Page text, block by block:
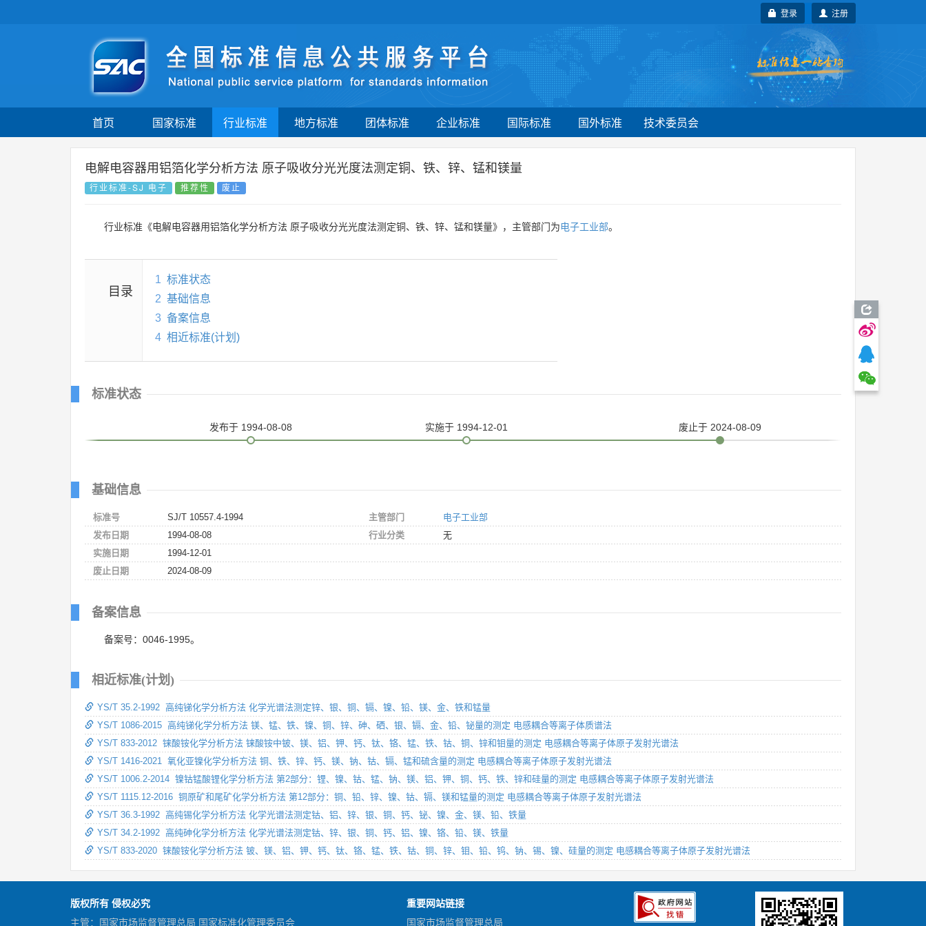
注册
登录
首页 国家标准 行业标准 地方标准 团体标准 企业标准 国际标准 国外标准 技术委员会
电解电容器用铝箔化学分析方法 原子吸收分光光度法测定铜、铁、锌、锰和镁量
行业标准-SJ 电子 推荐性 废止
行业标准《电解电容器用铝箔化学分析方法 原子吸收分光光度法测定铜、铁、锌、锰和镁量》，主管部门为电子工业部。
目录
1 标准状态
2 基础信息
3 备案信息
4 相近标准(计划)
标准状态
发布于 1994-08-08 实施于 1994-12-01 废止于 2024-08-09
基础信息
标准号
SJ/T 10557.4-1994
发布日期
1994-08-08
实施日期
1994-12-01
废止日期
2024-08-09
主管部门
电子工业部
行业分类
无
备案信息
备案号：0046-1995。
相近标准(计划)
YS/T 35.2-1992 高纯锑化学分析方法 化学光谱法测定锌、银、铜、镉、镍、铅、镁、金、铁和锰量
YS/T 1086-2015 高纯锑化学分析方法 镁、锰、铁、镍、铜、锌、砷、硒、银、镉、金、铅、铋量的测定 电感耦合等离子体质谱法
YS/T 833-2012 铼酸铵化学分析方法 铼酸铵中铍、镁、铝、钾、钙、钛、铬、锰、铁、钴、铜、锌和钼量的测定 电感耦合等离子体原子发射光谱法
YS/T 1416-2021 氧化亚镍化学分析方法 铜、铁、锌、钙、镁、钠、钴、镉、锰和硫含量的测定 电感耦合等离子体原子发射光谱法
YS/T 1006.2-2014 镍钴锰酸锂化学分析方法 第2部分：锂、镍、钴、锰、钠、镁、铝、钾、铜、钙、铁、锌和硅量的测定 电感耦合等离子体原子发射光谱法
YS/T 1115.12-2016 铜原矿和尾矿化学分析方法 第12部分：铜、铅、锌、镍、钴、镉、镁和锰量的测定 电感耦合等离子体原子发射光谱法
YS/T 36.3-1992 高纯锡化学分析方法 化学光谱法测定钴、铝、锌、银、铜、钙、铋、镍、金、镁、铅、铁量
YS/T 34.2-1992 高纯砷化学分析方法 化学光谱法测定钴、锌、银、铜、钙、铝、镍、铬、铅、镁、铁量
YS/T 833-2020 铼酸铵化学分析方法 铍、镁、铝、钾、钙、钛、铬、锰、铁、钴、铜、锌、钼、铅、钨、钠、锡、镍、硅量的测定 电感耦合等离子体原子发射光谱法
版权所有 侵权必究
主管：国家市场监督管理总局 国家标准化管理委员会
重要网站链接
国家市场监督管理总局